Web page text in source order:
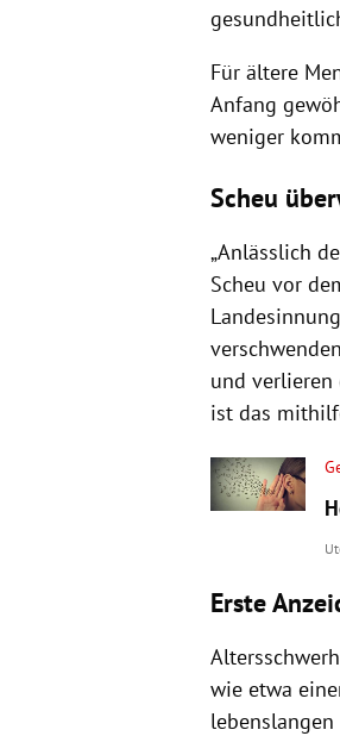
Für ältere
Anfang
weniger
Scheu
„Anlässlich
Scheu vor
und verlieren
ist das
Erste
wie etwa
lebenslangen